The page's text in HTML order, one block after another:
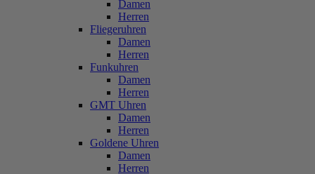
Damen
Herren
Fliegeruhren
Damen
Herren
Funkuhren
Damen
Herren
GMT Uhren
Damen
Herren
Goldene Uhren
Damen
Herren